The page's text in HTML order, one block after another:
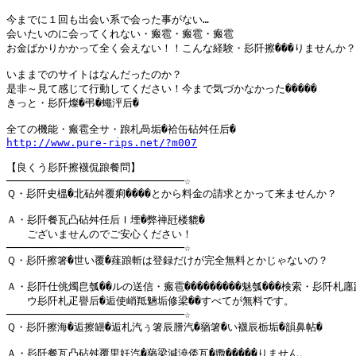
今までに１回も出会い系で会った事がない…
会いたいのに会ってくれない・瘢雹・瘢雹・瘢雹
お金ばかりかかって全く会えない！！こんな経験・髟阡擦���りませんか？
いままでのサイトはなんだったのか？
是非～見て感じて行動してください！今まで気づかなかった�����
きっと・髟阡燦�弔�蠅泙后�
http://www.pure-rips.net/?m007
【良くう髟阡擦襪侃踉餐問】
────────────────────────────☆
Ｑ・髟阡史榲�北砧舛覆痢����とから料金の請求とかって来ませんか？
Ａ・髟阡餐瓦凸砧舛任后Ｉ堙�弊禅瓩楼貔�
ございませんのでご安心ください！
────────────────────────────☆
Ｑ・髟阡擦箸�世い覆�薤踉斬は登録だけが完全無料とかじゃないの？
Ａ・髟阡仕佻燭皀瓠��ルの送信・瘢雹���������魅瓠���検索・髟阡札
ウ髟阡札疋譽后�逅使峭羝魎垢修梁��すべてが無料です。
────────────────────────────☆
Ｑ・髟阡擦海�逅擦罎�逅札汽ぅ箸辰謄汽�蕕箸�い襪辰栃垢�韻鼻帖�
Ａ・髟阡餐瓦凸砧舛覆里妊汽�蕕梁減澆倭瓦�嫐�����りません。